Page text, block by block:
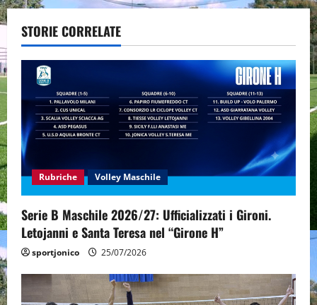
n
a
v
i
g
a
t
i
o
n
STORIE CORRELATE
Rubriche Volley Maschile
Serie B Maschile 2026/27: Ufficializzati i Gironi.
Letojanni e Santa Teresa nel “Girone H”
sportjonico 25/07/2026